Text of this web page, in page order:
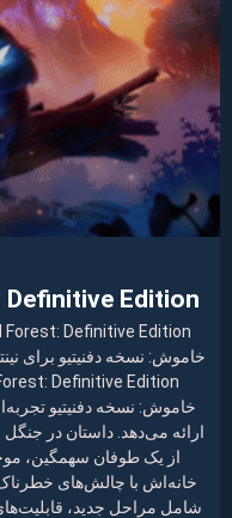
Definitive Edition
خاموش: نسخه دفنیتیو
شامل مراحل جدید،